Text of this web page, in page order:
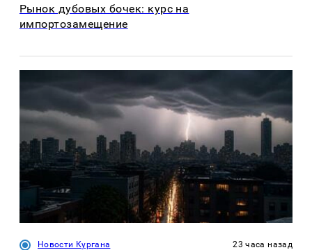
Рынок дубовых бочек: курс на
импортозамещение
Новости Кургана 23 часа назад